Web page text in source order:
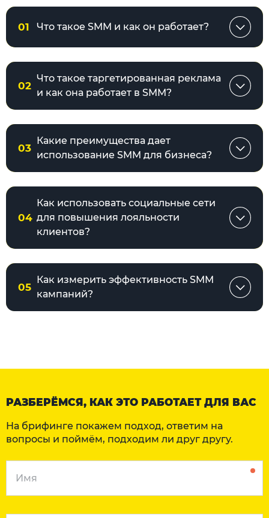
01 Что такое SMM и как он работает?
02
Что такое таргетированная реклама
и как она работает в SMM?
03
Какие преимущества дает
использование SMM для бизнеса?
04
Как использовать социальные сети
для повышения лояльности
клиентов?
05
Как измерить эффективность SMM
кампаний?
РАЗБЕРЁМСЯ, КАК ЭТО РАБОТАЕТ ДЛЯ ВАС
На брифинге покажем подход, ответим на
вопросы и поймём, подходим ли друг другу.